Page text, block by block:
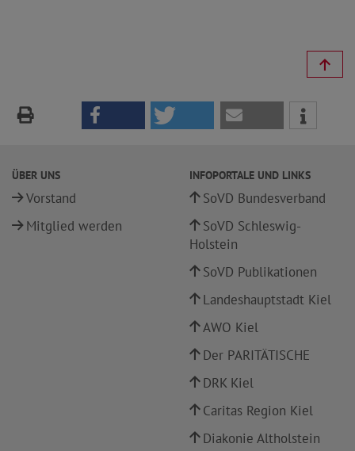
ÜBER UNS
Vorstand
Mitglied werden
INFOPORTALE UND LINKS
SoVD Bundesverband
SoVD Schleswig-
Holstein
SoVD Publikationen
Landeshauptstadt Kiel
AWO Kiel
Der PARITÄTISCHE
DRK Kiel
Caritas Region Kiel
Diakonie Altholstein